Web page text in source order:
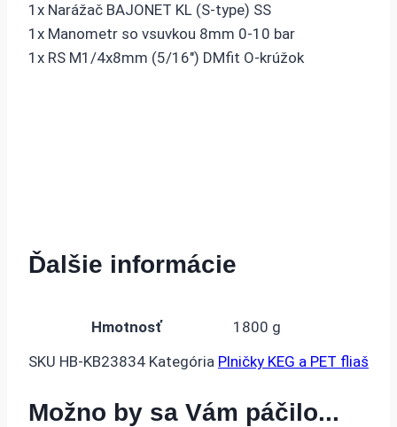
1x Narážač BAJONET KL (S-type) SS
1x Manometr so vsuvkou 8mm 0-10 bar
1x RS M1/4x8mm (5/16″) DMfit O-krúžok
Ďalšie informácie
Hmotnosť
1800 g
SKU HB-KB23834 Kategória Plničky KEG a PET fliaš
Možno by sa Vám páčilo...